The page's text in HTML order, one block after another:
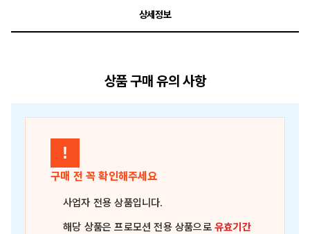
상세정보
상품 구매 유의 사항
!
구매 전 꼭 확인해주세요
사업자 전용 상품입니다.
해당 상품은프로모션 전용 상품으로유효기간